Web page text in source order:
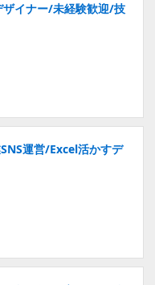
ザイナー/未経験歓迎/技
運営/Excel活かすデ